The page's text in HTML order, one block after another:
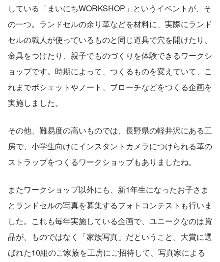
している「まいにちWORKSHOP」というイベントが、そ
の一つ。ランドセルの余り革などを材料に、実際にランド
セルの職人が使っているものと同じ道具で穴を開けたり、
金具をつけたり、親子でものづくりを体験できるワークシ
ョップです。時期によって、つくるものを変えていて、こ
れまでポシェットやノート、ブローチなどをつくる企画を
実施しました。
その他、難易度の高いものでは、長野県の軽井沢にある工
房で、小学生向けにインスタントカメラにつけられる革の
ストラップをつくるワークショップもありましたね。
またワークショップ以外にも、新1年生になったお子さま
とランドセルの写真を募集するフォトコンテストも行いま
した。これも毎年実施している企画で、ユニークなのは賞
品が、ものではなく「家族写真」だということ。大賞に選
ばれた10組のご家族を工房にご招待して、写真家による